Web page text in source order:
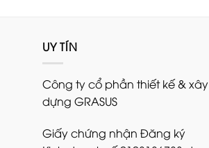
UY TÍN
Công ty cổ phần thiết kế & xây
dựng GRASUS
Giấy chứng nhận Đăng ký